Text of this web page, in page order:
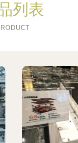
列表